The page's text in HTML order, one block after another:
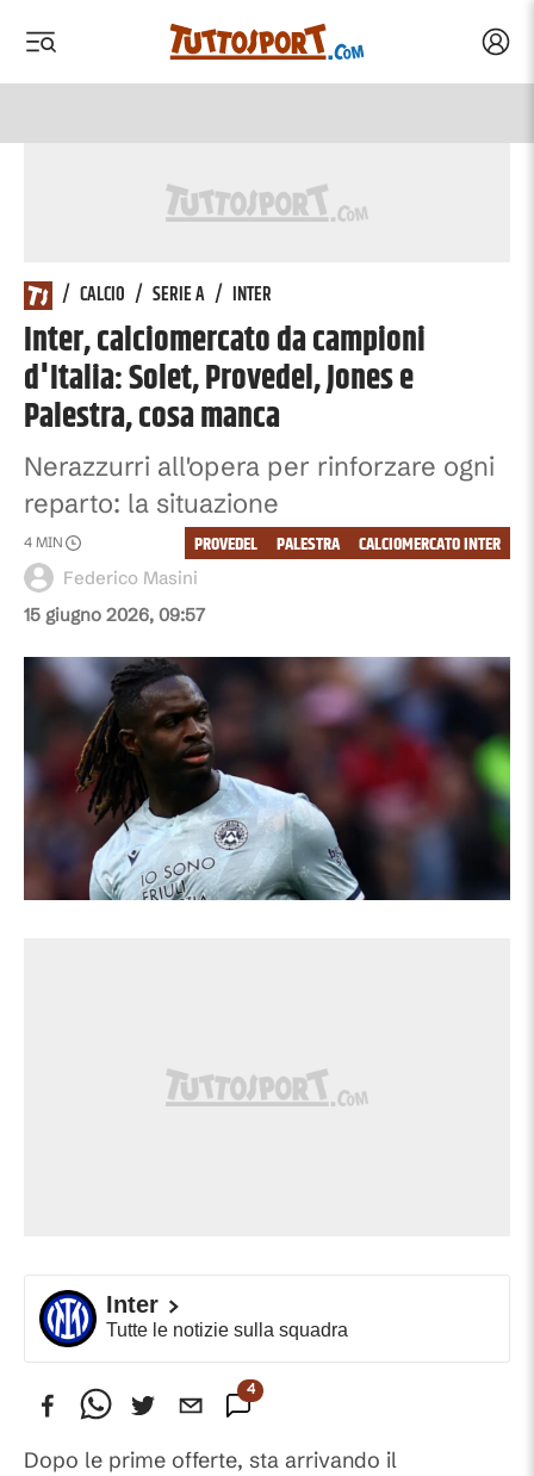
/ CALCIO / SERIE A / INTER
Inter, calciomercato da campioni
d'Italia: Solet, Provedel, Jones e
Palestra, cosa manca
Nerazzurri all'opera per rinforzare ogni
reparto: la situazione
15 giugno 2026, 09:57
Federico Masini
4 MIN CALCIOMERCATO INTER
PALESTRA
PROVEDEL
Inter
Tutte le notizie sulla squadra
4
Dopo le prime offerte, sta arrivando il